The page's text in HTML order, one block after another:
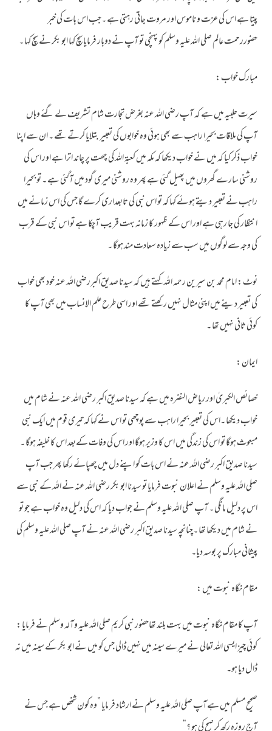
پیتا ہے اس کی عزت و ناموس اور مروت جاتی رہتی ہے ۔جب اس بات کی خبر
حضوررحمت عالم صلی اللہ علیہ وسلم کو پہنچی تو آپ نے دوبار فرمایا سچ کہا ابو بکر نے سچ کہا ۔
مبارک خواب :
سیرت حلبیہ میں ہے کہ آپ رضی اللہ عنہ بغرض تجارت شام تشریف لے گئے وہاں
آپ کی ملاقات بحیرا راہب سے بھی ہوئی وہ خوابوں کی تعبیر بتلایا کرتے تھے ۔ ان سے اپنا
خواب ذکر کیا کہ میں نے خواب دیکھا کہ مکہ میں کعبۃ اللہ کی چھت پر چاند اترا ہے اور اس کی
روشنی سارے گھروں میں پھیل گئی ہے پھر وہ روشنی میری گود میں آگئی ہے ۔ تو بحیرا
راہب نے تعبیر دیتے ہوئے کہا کہ تو اس نبی کی تابعداری کرے گا جس کی اس زمانے میں
انتظار کی جا رہی ہے اور اس کے ظہور کا زمانہ بہت قریب آچکا ہے تو اس نبی کے قرب
کی وجہ سے لوگوں میں سب سے زیادہ سعادت مند ہوگا ۔
نوٹ : امام محمد بن سیرین رحمہ اللہ کہتے ہیں کہ سیدنا صدیق اکبررضی اللہ عنہ خود بھی خواب
کی تعبیر دینے میں اپنی مثال نہیں رکھتے تھے اور اسی طرح علم الانساب میں بھی آپ کا
کوئی ثانی نہیں تھا ۔
ایمان :
خصائص الکبریٰ اور ریاض النضرہ میں ہے کہ سیدنا صدیق اکبر رضی اللہ عنہ نے شام میں
خواب دیکھا ۔اس کی تعبیر بحیرا راہب سے پوچھی تو اس نے کہا کہ تیری قوم میں ایک نبی
مبعوث ہوگا تو اس کی زندگی میں اس کا وزیر ہوگا اور اس کی وفات کےبعد اس کا خلیفہ ہوگا ۔
سیدنا صدیق اکبر رضی اللہ عنہ نے اس بات کو اپنے دل میں چھپائے رکھا پھر جب آپ
صلی اللہ علیہ وسلم نے اعلان نبوت فرمایا تو سیدنا ابو بکر رضی اللہ عنہ نے اللہ کے نبی سے
اس پر دلیل مانگی ۔ آپ صلی اللہ علیہ وسلم نے جواب دیا کہ اس کی دلیل وہ خواب ہے جو تو
نے شام میں دیکھا تھا ۔چنانچہ سیدنا صدیق اکبر رضی اللہ عنہ نے آپ صلی اللہ علیہ وسلم کی
پیشانی مبارک پر بوسہ دیا۔
مقام نگاہ نبوت میں :
آپ کا مقام نگاہ نبوت میں بہت بلند تھاحضور نبی کریم صلی اللہ علیہ وآلہ وسلم نے فرمایا :
کوئی چیز ایسی اللہ تعالی نے میرے سینہ میں نہیں ڈالی جس کو میں نے ابو بکر کے سینہ میں نہ
ڈال دیا ہو۔
صحیح مسلم میں ہےآپ صلی اللہ علیہ وسلم نے ارشاد فر مایا ”وہ کون شخص ہے جس نے